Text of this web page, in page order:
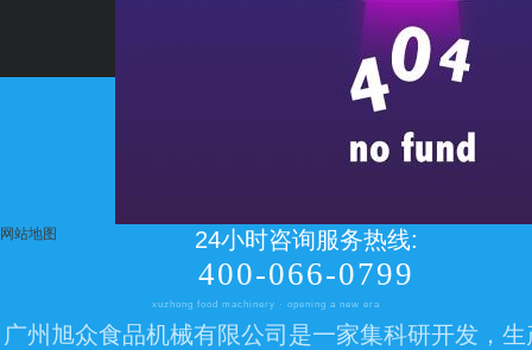
24小时咨询服务热线:
400-066-0799
xuzhong food machinery · opening a new era
广州旭众食品机械有限公司是一家集科研开发，
网站地图